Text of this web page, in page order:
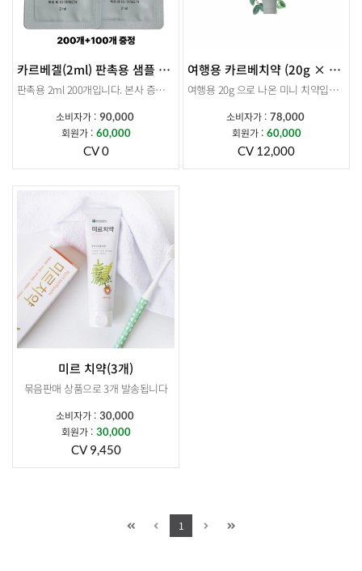
카르베겔(2ml) 판촉용 샘플 200개+100개
판촉용 2ml 200개입니다. 본사 증정으로 100개 추가발송됩니다.
소비자가 : 90,000
회원가 : 60,000
CV 0
여행용 카르베치약 (20g × 20개)
여행용 20g 으로 나온 미니 치약입니다. (20g × 20개)
소비자가 : 78,000
회원가 : 60,000
CV 12,000
미르 치약(3개)
묶음판매 상품으로 3개 발송됩니다
소비자가 : 30,000
회원가 : 30,000
CV 9,450
1